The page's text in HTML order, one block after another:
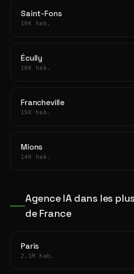
Saint-Fons
19K hab.
Écully
18K hab.
Francheville
15K hab.
Mions
14K hab.
Agence IA dans les
de France
Paris
2.1M hab.